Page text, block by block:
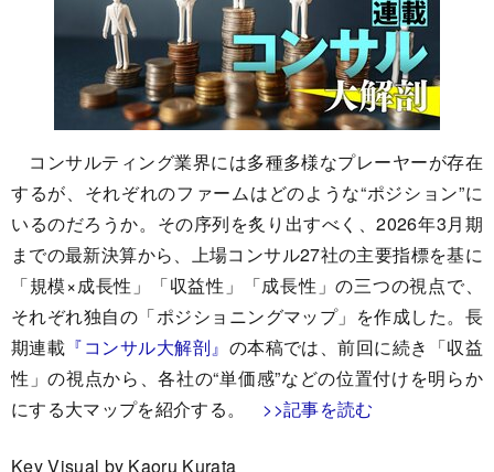
コンサルティング業界には多種多様なプレーヤーが存在
するが、それぞれのファームはどのような“ポジション”に
いるのだろうか。その序列を炙り出すべく、2026年3月期
までの最新決算から、上場コンサル27社の主要指標を基に
「規模×成長性」「収益性」「成長性」の三つの視点で、
それぞれ独自の「ポジショニングマップ」を作成した。長
期連載 『コンサル大解剖』 の本稿では、前回に続き「収益
性」の視点から、各社の“単価感”などの位置付けを明らか
にする大マップを紹介する。 >>記事を読む
Key Visual by Kaoru Kurata